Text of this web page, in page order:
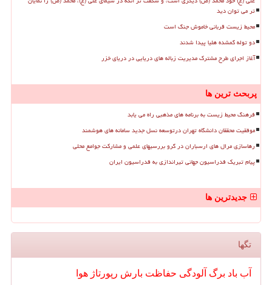
تر می توان دید
محیط زیست قربانی خاموش جنگ است
دو توله گمشده هلیا پیدا شدند
آغاز اجرای طرح مشترک مدیریت زباله های دریایی در دریای خزر
پربحث ترین ها
فرهنگ محیط زیست به برنامه های مذهبی راه می یابد
موفقیت محققان دانشگاه تهران درتوسعه نسل جدید سامانه های هوشمند
رهاسازی مرال های ارسباران در گرو بررسیهای علمی و مشارکت جوامع محلی
پیام تبریک فدراسیون جهانی تیراندازی به فدراسیون ایران
جدیدترین ها
تگها
آب باد برگ آلودگی حفاظت بارش رپورتاژ هوا